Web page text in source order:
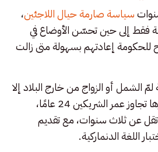
سياسة صارمة حيال اللاجئين،
فقط إلى حين تحسّن الأوضاع في
للحكومة إعادتهم بسهولة متى زالت
لمّ الشمل أو الزواج من خارج البلاد إلا
وفق شروط محددة، أبرزها تجاوز عمر الشريكين 24 عامًا،
تقل عن ثلاث سنوات، مع تقديم
اللغة الدنماركية.